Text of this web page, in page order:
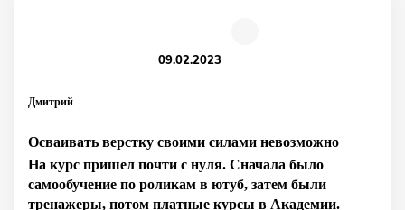
Дмитрий
09.02.2023
Осваивать верстку своими силами невозможно
На курс пришел почти с нуля. Сначала было
самообучение по роликам в ютуб, затем были
тренажеры, потом платные курсы в Академии.